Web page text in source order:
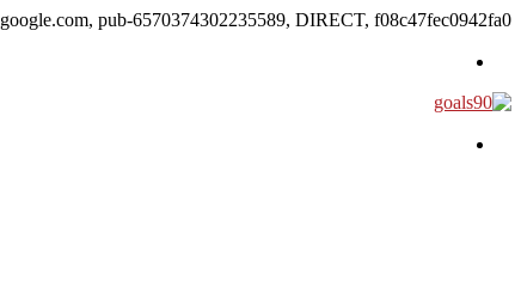
google.com, pub-6570374302235589, DIRECT, f08c47fec0942fa0